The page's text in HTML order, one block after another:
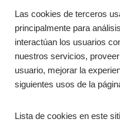
Las cookies de terceros
principalmente para
interactúan los usuarios
nuestros servicios,
usuario, mejorar la
siguientes usos de la
Lista de cookies en este